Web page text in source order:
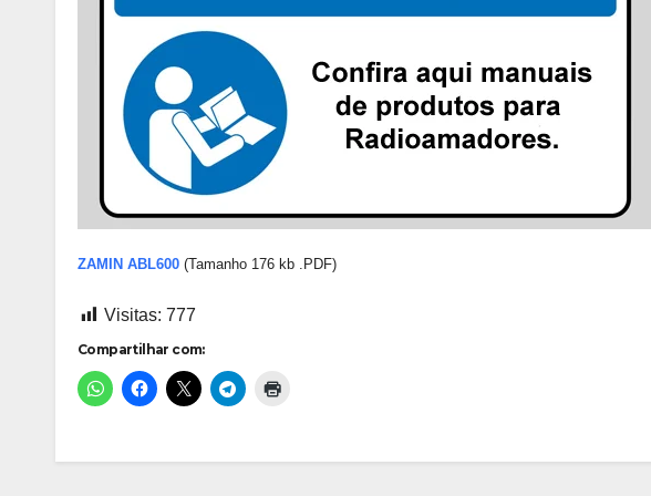
ZAMIN ABL600 (Tamanho 176 kb .PDF)
Visitas: 777
Compartilhar com: